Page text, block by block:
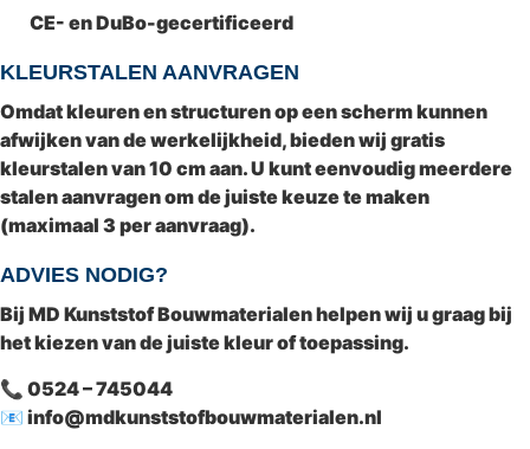
CE- en DuBo-gecertificeerd
KLEURSTALEN AANVRAGEN
Omdat kleuren en structuren op een scherm kunnen
afwijken van de werkelijkheid, bieden wij gratis
kleurstalen van10 cmaan. U kunt eenvoudig meerdere
stalen aanvragen om de juiste keuze te maken
(maximaal 3 per aanvraag).
ADVIES NODIG?
Bij MD Kunststof Bouwmaterialenhelpen wij u graag bij
het kiezen van de juiste kleur of toepassing.
📞 0524 – 745044
📧 info@mdkunststofbouwmaterialen.nl